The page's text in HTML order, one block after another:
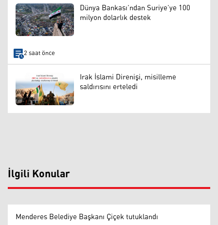
Dünya Bankası’ndan Suriye’ye 100
milyon dolarlık destek
2 saat önce
Irak İslami Direnişi, misilleme
saldırısını erteledi
İlgili Konular
Menderes Belediye Başkanı Çiçek tutuklandı